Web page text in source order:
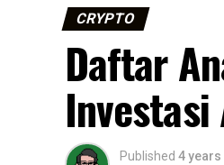
CRYPTO
Daftar
Published 4 years